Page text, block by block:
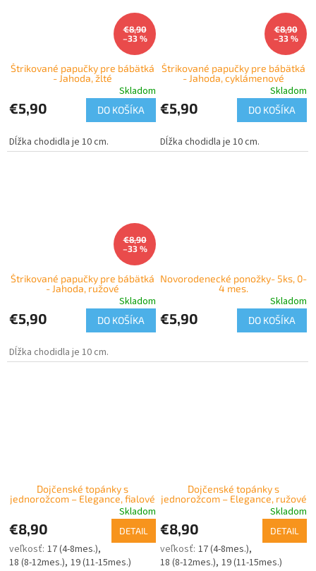
€8,90
–33 %
Štrikované papučky pre bábätká
- Jahoda, žlté
Skladom
€5,90 DO KOŠÍKA
Dĺžka chodidla je 10 cm.
€8,90
–33 %
Štrikované papučky pre bábätká
- Jahoda, cyklámenové
Skladom
€5,90 DO KOŠÍKA
Dĺžka chodidla je 10 cm.
€8,90
–33 %
Štrikované papučky pre bábätká
- Jahoda, ružové
Skladom
€5,90 DO KOŠÍKA
Dĺžka chodidla je 10 cm.
Novorodenecké ponožky- 5ks, 0-
4 mes.
Skladom
€5,90 DO KOŠÍKA
Dojčenské topánky s
jednorožcom – Elegance, fialové
Skladom
€8,90 DETAIL
17 (4-8mes.)
18 (8-12mes.) 19 (11-15mes.)
Dojčenské topánky s
jednorožcom – Elegance, ružové
Skladom
€8,90 DETAIL
17 (4-8mes.)
18 (8-12mes.) 19 (11-15mes.)